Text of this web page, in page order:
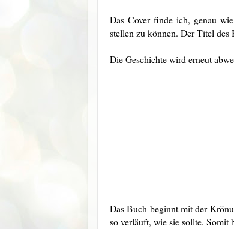
Das Cover finde ich, genau
stellen zu können. Der Titel des
Die Geschichte wird erneut
Das Buch beginnt mit der
so verläuft, wie sie sollte. Somit